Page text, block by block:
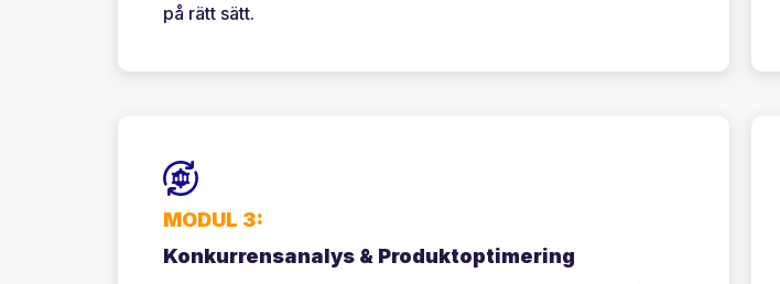
på rätt sätt.
MODUL 3:
Konkurrensanalys & Produktoptimering